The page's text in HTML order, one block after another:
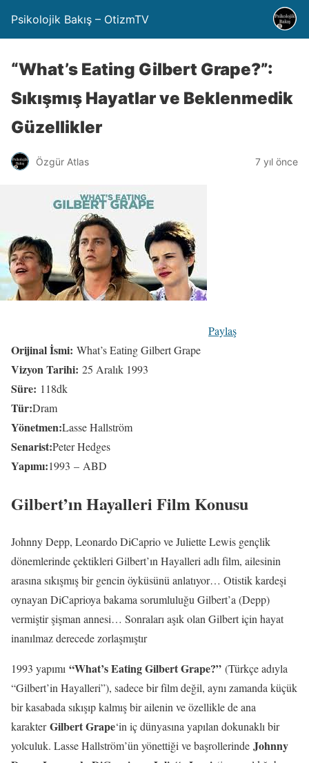
Psikolojik Bakış – OtizmTV
“What’s Eating Gilbert Grape?”:
Sıkışmış Hayatlar ve Beklenmedik
Güzellikler
Özgür Atlas 7 yıl önce
Paylaş
Orijinal İsmi: What’s Eating Gilbert Grape
Vizyon Tarihi: 25 Aralık 1993
Süre: 118dk
Tür:Dram
Yönetmen:Lasse Hallström
Senarist:Peter Hedges
Yapımı:1993 – ABD
Gilbert’ın Hayalleri Film Konusu
Johnny Depp, Leonardo DiCaprio ve Juliette Lewis gençlik
dönemlerinde çektikleri Gilbert’ın Hayalleri adlı film, ailesinin
arasına sıkışmış bir gencin öyküsünü anlatıyor… Otistik kardeşi
oynayan DiCaprioya bakama sorumluluğu Gilbert’a (Depp)
vermiştir şişman annesi… Sonraları aşık olan Gilbert için hayat
inanılmaz derecede zorlaşmıştır
1993 yapımı “What’s Eating Gilbert Grape?” (Türkçe adıyla
“Gilbert’in Hayalleri”), sadece bir film değil, aynı zamanda küçük
bir kasabada sıkışıp kalmış bir ailenin ve özellikle de ana
karakterGilbert Grape‘in iç dünyasına yapılan dokunaklı bir
yolculuk. Lasse Hallström’ün yönettiği ve başrollerinde Johnny